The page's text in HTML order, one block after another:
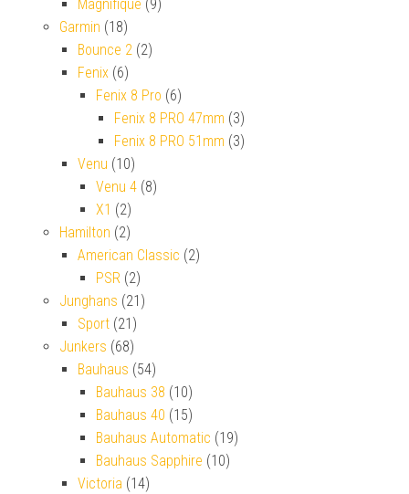
Magnifique (9)
Garmin (18)
Bounce 2 (2)
Fenix (6)
Fenix 8 Pro (6)
Fenix 8 PRO 47mm (3)
Fenix 8 PRO 51mm (3)
Venu (10)
Venu 4 (8)
X1 (2)
Hamilton (2)
American Classic (2)
PSR (2)
Junghans (21)
Sport (21)
Junkers (68)
Bauhaus (54)
Bauhaus 38 (10)
Bauhaus 40 (15)
Bauhaus Automatic (19)
Bauhaus Sapphire (10)
Victoria (14)